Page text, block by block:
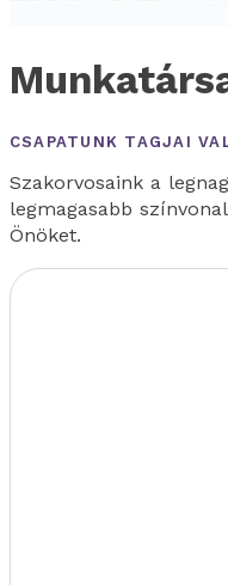
CSAPATUNK TAGJAI
Szakorvosaink a
legmagasabb
Önöket.